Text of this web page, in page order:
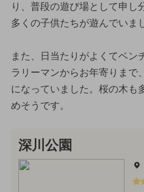
り、普段の遊び場として申し
多くの子供たちが遊んでいま
また、日当たりがよくてベン
ラリーマンからお年寄りまで
になっていました。桜の木も
めそうです。
深川公園